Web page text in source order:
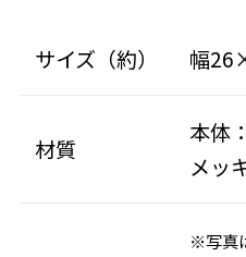
サイズ（約） 幅
材質
本体
メッ
※写真